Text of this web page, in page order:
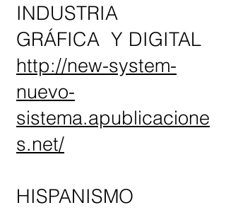
INDUSTRIA
GRÁFICA Y DIGITAL
http://new-system-
nuevo-
sistema.apublicacione
s.net/
HISPANISMO